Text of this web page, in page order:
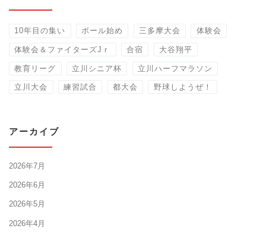
10年目の集い ボール始め 三多摩大会 体験会
体験会＆ファイターズJｒ 合宿 大谷翔平
教育リーグ 立川シニア杯 立川ハーフマラソン
立川大会 練習試合 都大会 野球しようぜ！
アーカイブ
2026年7月
2026年6月
2026年5月
2026年4月